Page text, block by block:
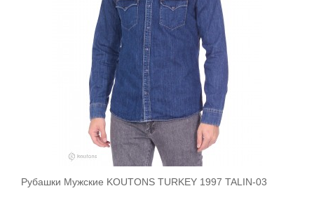
В корзину
Рубашки Мужские KOUTONS TURKEY 1997 TALIN-03